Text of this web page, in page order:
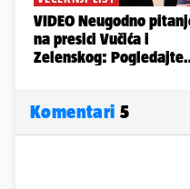
Komentari 5